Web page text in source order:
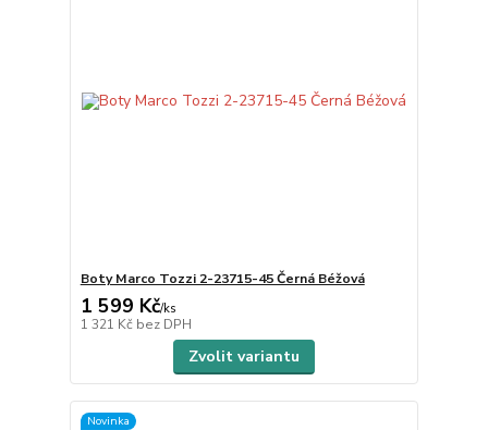
Boty Marco Tozzi 2-23715-45 Černá Béžová
1 599 Kč/ks
1 321 Kč bez DPH
Zvolit variantu
Novinka